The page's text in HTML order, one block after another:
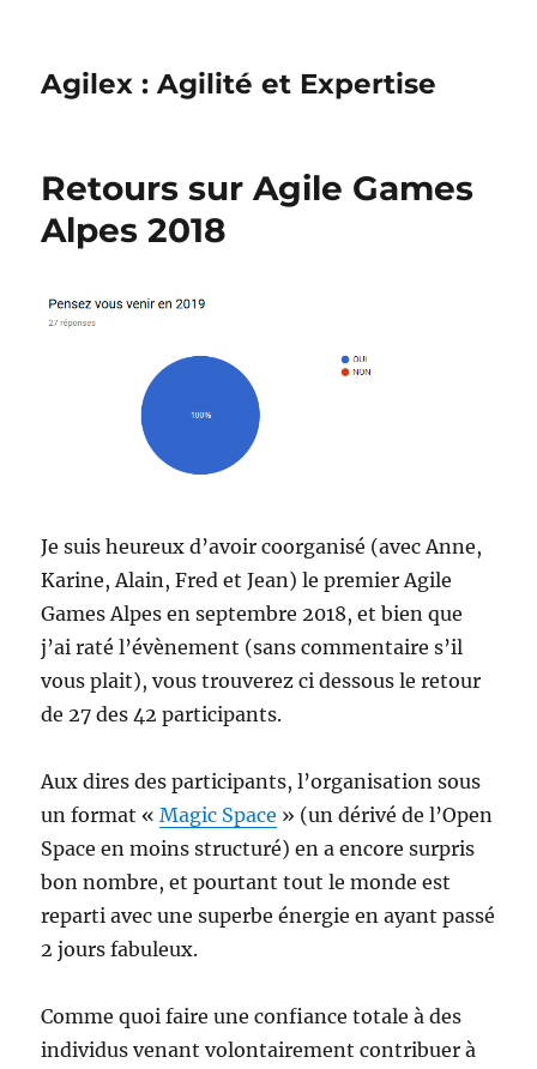
Agilex : Agilité et Expertise
Retours sur Agile Games
Alpes 2018
Je suis heureux d’avoir coorganisé (avec Anne,
Karine, Alain, Fred et Jean) le premier Agile
Games Alpes en septembre 2018, et bien que
j’ai raté l’évènement (sans commentaire s’il
vous plait), vous trouverez ci dessous le retour
de 27 des 42 participants.
Aux dires des participants, l’organisation sous
un format «Magic Space » (un dérivé de l’Open
Space en moins structuré) en a encore surpris
bon nombre, et pourtant tout le monde est
reparti avec une superbe énergie en ayant passé
2 jours fabuleux.
Comme quoi faire une confiance totale à des
individus venant volontairement contribuer à